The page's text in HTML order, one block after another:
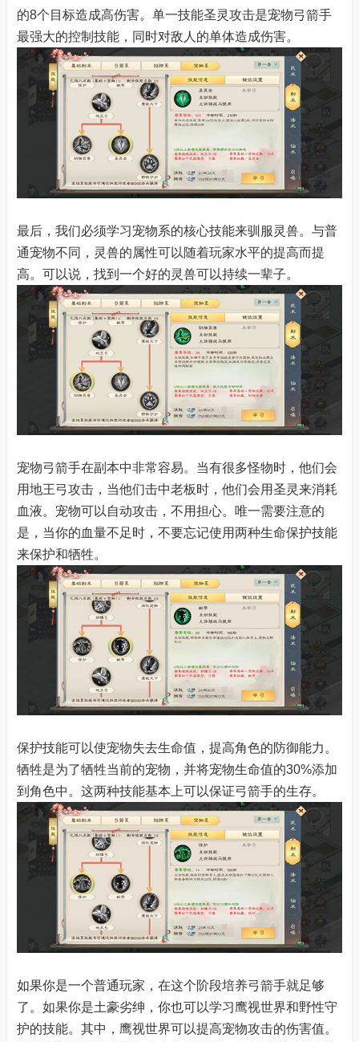
的8个目标造成高伤害。单一技能圣灵攻击是宠物弓箭手
最强大的控制技能，同时对敌人的单体造成伤害。
最后，我们必须学习宠物系的核心技能来驯服灵兽。与普
通宠物不同，灵兽的属性可以随着玩家水平的提高而提
高。可以说，找到一个好的灵兽可以持续一辈子。
宠物弓箭手在副本中非常容易。当有很多怪物时，他们会
用地王弓攻击，当他们击中老板时，他们会用圣灵来消耗
血液。宠物可以自动攻击，不用担心。唯一需要注意的
是，当你的血量不足时，不要忘记使用两种生命保护技能
来保护和牺牲。
保护技能可以使宠物失去生命值，提高角色的防御能力。
牺牲是为了牺牲当前的宠物，并将宠物生命值的30%添加
到角色中。这两种技能基本上可以保证弓箭手的生存。
如果你是一个普通玩家，在这个阶段培养弓箭手就足够
了。如果你是土豪劣绅，你也可以学习鹰视世界和野性守
护的技能。其中，鹰视世界可以提高宠物攻击的伤害值。